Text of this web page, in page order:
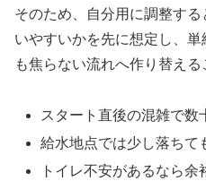
そのため、自分用に調整す
いやすいかを先に想定し、
も焦らない流れへ作り替える
スタート直後の混雑で数
給水地点では少し落ちて
トイレ不安があるなら余